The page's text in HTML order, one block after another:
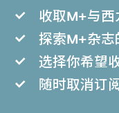
收取M+与西
探索M+杂志
选择你希望
随时取消订阅